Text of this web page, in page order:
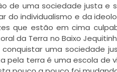
de uma sociedade justa e
do individualismo e da
que estão em cima
da Terra no Baixo
uma sociedade
terra é uma escola de